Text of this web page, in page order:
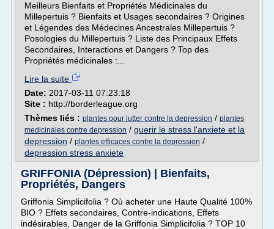
Meilleurs Bienfaits et Propriétés Médicinales du
Millepertuis ? Bienfaits et Usages secondaires ? Origines
et Légendes des Médecines Ancestrales Millepertuis ?
Posologies du Millepertuis ? Liste des Principaux Effets
Secondaires, Interactions et Dangers ? Top des
Propriétés médicinales :...
Lire la suite
Date: 2017-03-11 07:23:18
Site : http://borderleague.org
Thèmes liés : plantes pour lutter contre la depression / plantes
medicinales contre depression / guerir le stress l'anxiete et la
depression / plantes efficaces contre la depression /
depression stress anxiete
GRIFFONIA (Dépression) | Bienfaits,
Propriétés, Dangers
Griffonia Simplicifolia ? Où acheter une Haute Qualité 100%
BIO ? Effets secondaires, Contre-indications, Effets
indésirables, Danger de la Griffonia Simplicifolia ? TOP 10